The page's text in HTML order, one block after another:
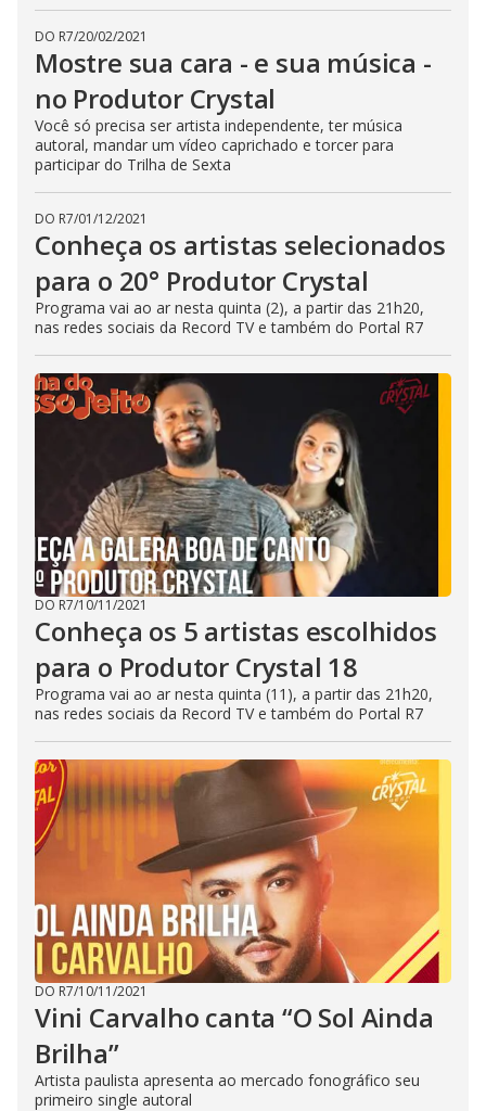
DO R7/20/02/2021
Mostre sua cara - e sua música -
no Produtor Crystal
Você só precisa ser artista independente, ter música
autoral, mandar um vídeo caprichado e torcer para
participar do Trilha de Sexta
DO R7/01/12/2021
Conheça os artistas selecionados
para o 20° Produtor Crystal
Programa vai ao ar nesta quinta (2), a partir das 21h20,
nas redes sociais da Record TV e também do Portal R7
DO R7/10/11/2021
Conheça os 5 artistas escolhidos
para o Produtor Crystal 18
Programa vai ao ar nesta quinta (11), a partir das 21h20,
nas redes sociais da Record TV e também do Portal R7
DO R7/10/11/2021
Vini Carvalho canta “O Sol Ainda
Brilha”
Artista paulista apresenta ao mercado fonográfico seu
primeiro single autoral